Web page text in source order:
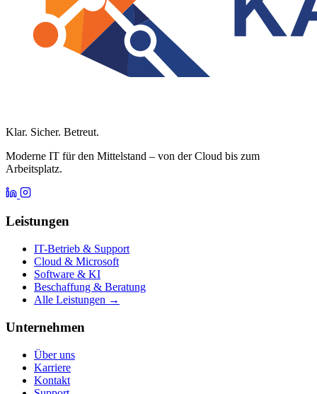
Klar. Sicher. Betreut.
Moderne IT für den Mittelstand – von der Cloud bis zum
Arbeitsplatz.
Leistungen
IT-Betrieb & Support
Cloud & Microsoft
Software & KI
Beschaffung & Beratung
Alle Leistungen →
Unternehmen
Über uns
Karriere
Kontakt